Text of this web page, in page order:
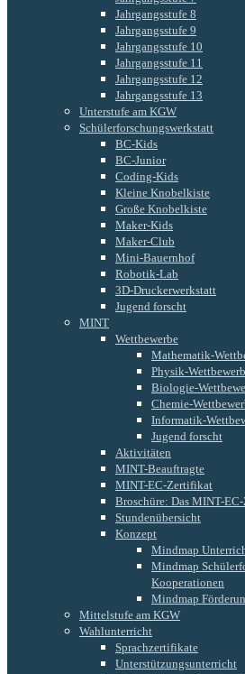
Jahrgangsstufe 8
Jahrgangsstufe 9
Jahrgangsstufe 10
Jahrgangsstufe 11
Jahrgangsstufe 12
Jahrgangsstufe 13
Unterstufe am KGW
Schülerforschungswerkstatt
BC-Kids
BC-Junior
Coding-Kids
Kleine Knobelkiste
Große Knobelkiste
Maker-Kids
Maker-Club
Mini-Bauernhof
Robotik-Lab
3D-Druckerwerkstatt
Jugend forscht
MINT
Wettbewerbe
Mathematik-
Physik-
Biologie-
Chemie-
Informatik-
Jugend forscht
Aktivitäten
MINT-Beauftragte
MINT-EC-Zertifikat
Broschüre: Das MINT-
Stundenübersicht
Konzept
Mindmap
Mindmap
Kooperationen
Mindmap
Mittelstufe am KGW
Wahlunterricht
Sprachzertifikate
Unterstützungsunterricht